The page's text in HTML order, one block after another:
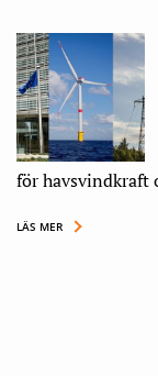
för havsvindkraft
LÄS MER